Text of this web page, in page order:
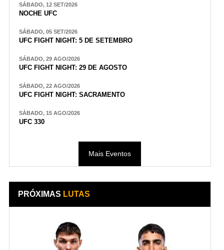
SÁBADO, 12 SET/2026
NOCHE UFC
SÁBADO, 05 SET/2026
UFC FIGHT NIGHT: 5 DE SETEMBRO
SÁBADO, 29 AGO/2026
UFC FIGHT NIGHT: 29 DE AGOSTO
SÁBADO, 22 AGO/2026
UFC FIGHT NIGHT: SACRAMENTO
SÁBADO, 15 AGO/2026
UFC 330
Mais Eventos
PRÓXIMAS LUTAS